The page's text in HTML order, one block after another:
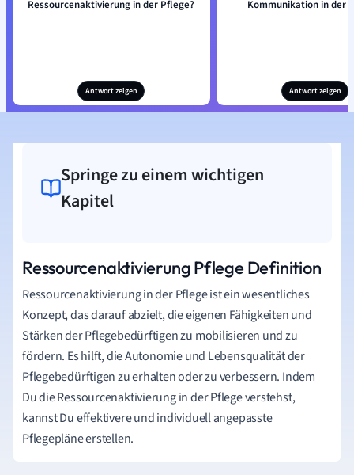
Ressourcenaktivierung in der Pflege?
Antwort zeigen
Kommunikation in der
Antwort zeigen
Springe zu einem wichtigen
Kapitel
Ressourcenaktivierung Pflege Definition
Ressourcenaktivierung in der Pflege ist ein wesentliches
Konzept, das darauf abzielt, die eigenen Fähigkeiten und
Stärken der Pflegebedürftigen zu mobilisieren und zu
fördern. Es hilft, die Autonomie und Lebensqualität der
Pflegebedürftigen zu erhalten oder zu verbessern. Indem
Du die Ressourcenaktivierung in der Pflege verstehst,
kannst Du effektivere und individuell angepasste
Pflegepläne erstellen.